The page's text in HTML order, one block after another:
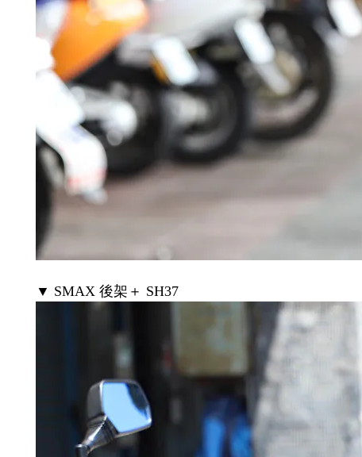
▼ SMAX 後架＋ SH37